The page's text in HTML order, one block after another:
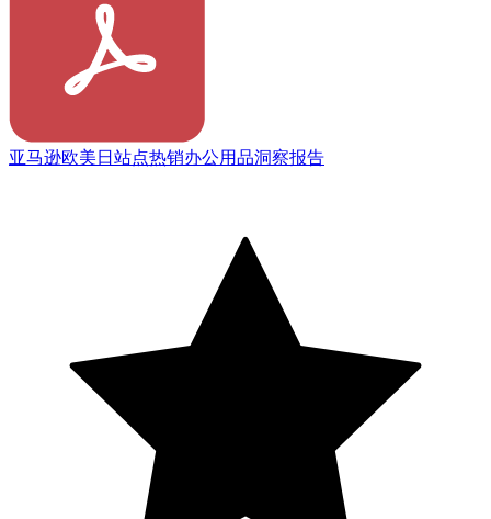
亚马逊欧美日站点热销办公用品洞察报告